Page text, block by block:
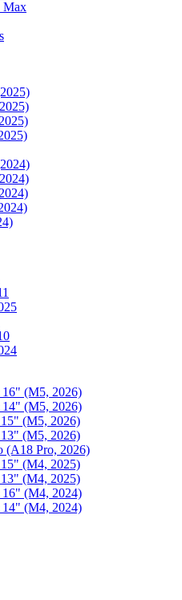
Max
(M5, 2026)
(M5, 2026)
(M5, 2026)
(M5, 2026)
(A18 Pro, 2026)
(M4, 2025)
(M4, 2025)
(M4, 2024)
(M4, 2024)